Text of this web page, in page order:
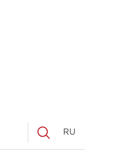
RU